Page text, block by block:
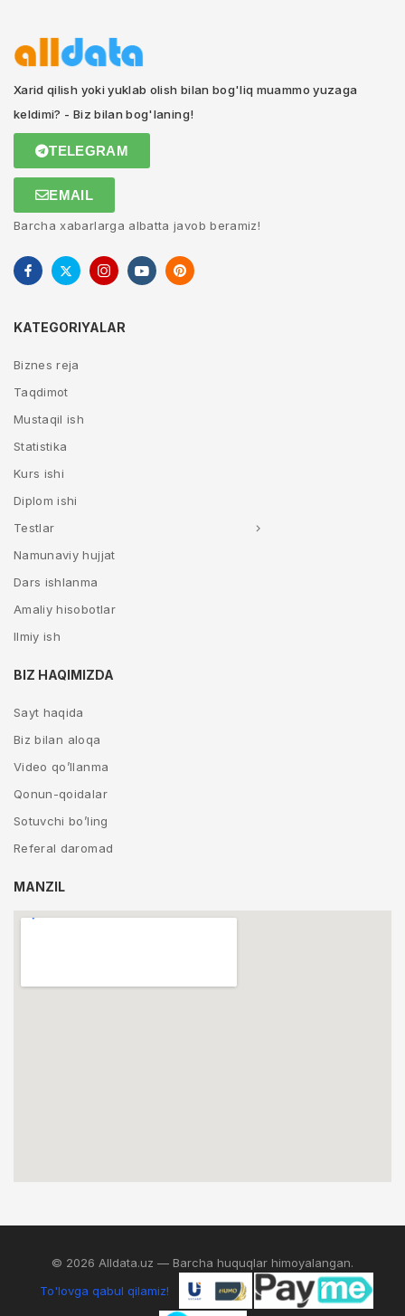
Xarid qilish yoki yuklab olish bilan bog'liq muammo yuzaga
keldimi? - Biz bilan bog'laning!
TELEGRAM
EMAIL
Barcha xabarlarga albatta javob beramiz!
KATEGORIYALAR
Biznes reja
Taqdimot
Mustaqil ish
Statistika
Kurs ishi
Diplom ishi
Testlar
Namunaviy hujjat
Dars ishlanma
Amaliy hisobotlar
Ilmiy ish
BIZ HAQIMIZDA
Sayt haqida
Biz bilan aloqa
Video qo’llanma
Qonun-qoidalar
Sotuvchi bo’ling
Referal daromad
MANZIL
© 2026 Alldata.uz — Barcha huquqlar himoyalangan.
To'lovga qabul qilamiz!